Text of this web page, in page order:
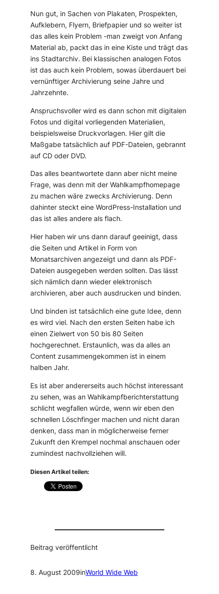
Nun gut, in Sachen von Plakaten, Prospekten,
Aufklebern, Flyern, Briefpapier und so weiter ist
das alles kein Problem -man zweigt von Anfang
Material ab, packt das in eine Kiste und trägt das
ins Stadtarchiv. Bei klassischen analogen Fotos
ist das auch kein Problem, sowas überdauert bei
vernünftiger Archivierung seine Jahre und
Jahrzehnte.
Anspruchsvoller wird es dann schon mit digitalen
Fotos und digital vorliegenden Materialien,
beispielsweise Druckvorlagen. Hier gilt die
Maßgabe tatsächlich auf PDF-Dateien, gebrannt
auf CD oder DVD.
Das alles beantwortete dann aber nicht meine
Frage, was denn mit der Wahlkampfhomepage
zu machen wäre zwecks Archivierung. Denn
dahinter steckt eine WordPress-Installation und
das ist alles andere als flach.
Hier haben wir uns dann darauf geeinigt, dass
die Seiten und Artikel in Form von
Monatsarchiven angezeigt und dann als PDF-
Dateien ausgegeben werden sollten. Das lässt
sich nämlich dann wieder elektronisch
archivieren, aber auch ausdrucken und binden.
Und binden ist tatsächlich eine gute Idee, denn
es wird viel. Nach den ersten Seiten habe ich
einen Zielwert von 50 bis 80 Seiten
hochgerechnet. Erstaunlich, was da alles an
Content zusammengekommen ist in einem
halben Jahr.
Es ist aber andererseits auch höchst interessant
zu sehen, was an Wahlkampfberichterstattung
schlicht wegfallen würde, wenn wir eben den
schnellen Löschfinger machen und nicht daran
denken, dass man in möglicherweise ferner
Zukunft den Krempel nochmal anschauen oder
zumindest nachvollziehen will.
Diesen Artikel teilen:
Beitrag veröffentlicht
8. August 2009inWorld Wide Web